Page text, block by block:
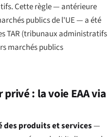
Cette règle — antérieure
publics de l'UE — a été
TAR (tribunaux administratifs
marchés publics
: la voie EAA via
produits et services—